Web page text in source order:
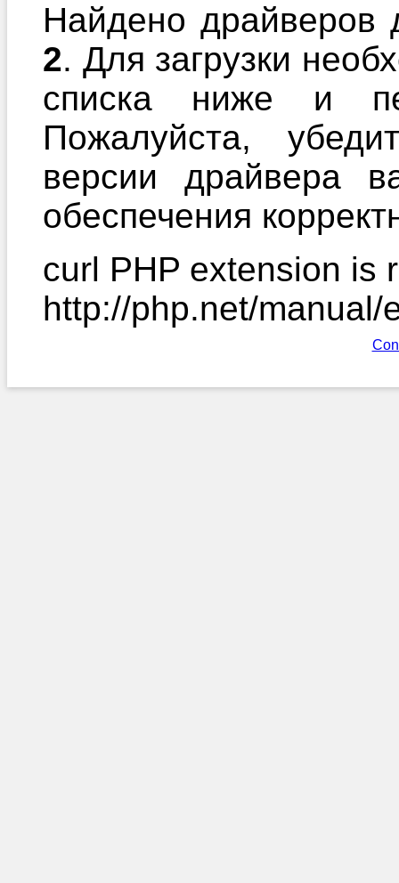
Найдено драйверов
2. Для загрузки
списка ниже и
Пожалуйста,
версии драйвера
обеспечения
curl PHP extension is
http://php.net/manual/